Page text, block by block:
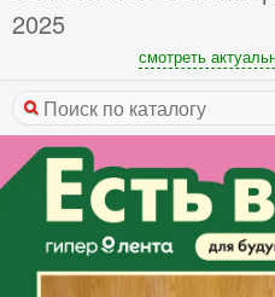
2025
смотреть